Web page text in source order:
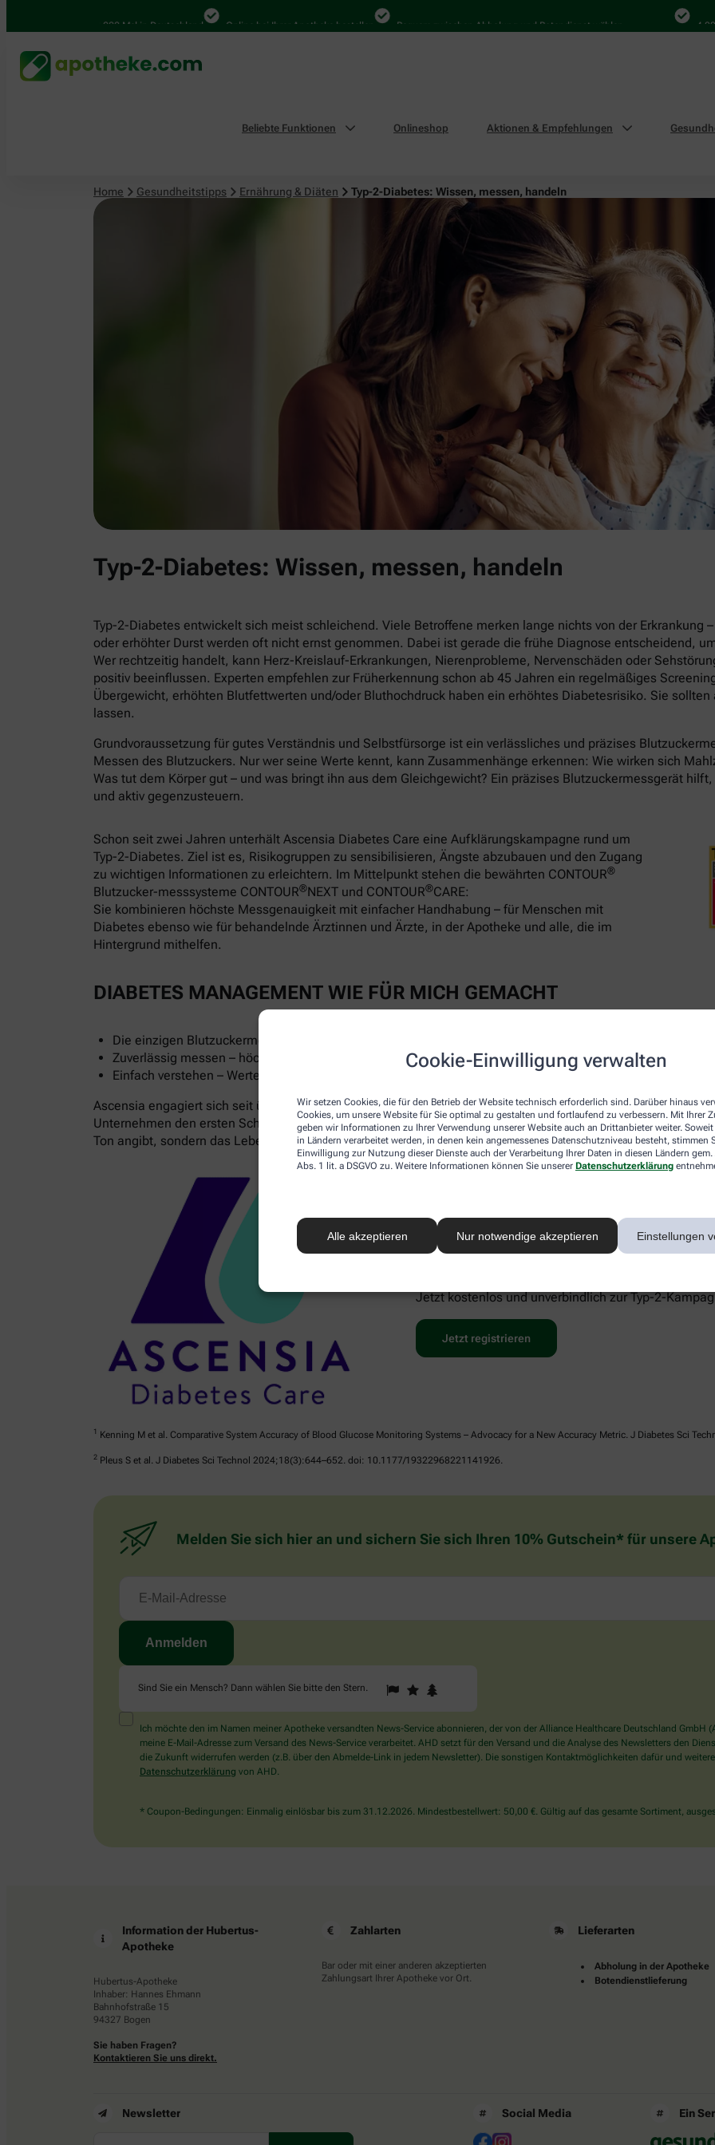
Cookie-Einwilligung verwalten
Wir setzen Cookies, die für den Betrieb der Website technisch erforderlich sind. Darüber hinaus
Cookies, um unsere Website für Sie optimal zu gestalten und fortlaufend zu verbessern. Mit Ihrer
geben wir Informationen zu Ihrer Verwendung unserer Website auch an Drittanbieter weiter. Soweit
in Ländern verarbeitet werden, in denen kein angemessenes Datenschutzniveau besteht, stimmen
Einwilligung zur Nutzung dieser Dienste auch der Verarbeitung Ihrer Daten in diesen Ländern
Abs. 1 lit. a DSGVO zu. Weitere Informationen können Sie unserer Datenschutzerklärung
Alle akzeptieren Nur notwendige akzeptieren Einstellungen
4.000 Mal in Deutschland Online bei Ihrer Apotheke bestellen Bequem zwischen Abholung und Botendienst wählen 4.000
Beliebte Funktionen Onlineshop Aktionen & Empfehlungen
Home Gesundheitstipps Ernährung & Diäten Typ-2-Diabetes: Wissen, messen, handeln
Typ-2-Diabetes: Wissen, messen, handeln
Typ-2-Diabetes entwickelt sich meist schleichend. Viele Betroffene merken lange nichts von der Erkrankung
oder erhöhter Durst werden oft nicht ernst genommen. Dabei ist gerade die frühe Diagnose entscheidend,
Wer rechtzeitig handelt, kann Herz-Kreislauf-Erkrankungen, Nierenprobleme, Nervenschäden oder
positiv beeinflussen. Experten empfehlen zur Früherkennung schon ab 45 Jahren ein regelmäßiges
Übergewicht, erhöhten Blutfettwerten und/oder Bluthochdruck haben ein erhöhtes Diabetesrisiko. Sie
lassen.
Grundvoraussetzung für gutes Verständnis und Selbstfürsorge ist ein verlässliches und präzises
Messen des Blutzuckers. Nur wer seine Werte kennt, kann Zusammenhänge erkennen: Wie wirken sich
Was tut dem Körper gut – und was bringt ihn aus dem Gleichgewicht? Ein präzises Blutzuckermessgerät
und aktiv gegenzusteuern.
Schon seit zwei Jahren unterhält Ascensia Diabetes Care eine Aufklärungskampagne rund um
Typ-2-Diabetes. Ziel ist es, Risikogruppen zu sensibilisieren, Ängste abzubauen und den Zugang
zu wichtigen Informationen zu erleichtern. Im Mittelpunkt stehen die bewährten CONTOUR®
Blutzucker-messsysteme CONTOUR®NEXT und CONTOUR®CARE:
Sie kombinieren höchste Messgenauigkeit mit einfacher Handhabung – für Menschen mit
Diabetes ebenso wie für behandelnde Ärztinnen und Ärzte, in der Apotheke und alle, die im
Hintergrund mithelfen.
DIABETES MANAGEMENT WIE FÜR MICH GEMACHT
Die einzigen Blutzuckermessgeräte mit echter Nachfülloption – Blut einfach nachfüllen statt Teststreifen
Zuverlässig messen – höchste Genauigkeit für Ihren Alltag1, 2
Einfach verstehen – Werte dank Ampelfarben sofort richtig einordnen
Ascensia engagiert sich seit über 85 Jahren für innovative Diabeteslösungen und umfassende Aufklärung.
Unternehmen den ersten Schritt zur Diagnose so niedrigschwellig wie möglich machen. Für Präzision,
Ton angibt, sondern das Leben.
Alle Informationen rund um Typ-
Jetzt kostenlos und unverbindlich zur Typ-2-
Jetzt registrieren
1 Kenning M et al. Comparative System Accuracy of Blood Glucose Monitoring Systems – Advocacy for a New Accuracy Metric. J Diabetes Sci
2 Pleus S et al. J Diabetes Sci Technol 2024;18(3):644–652. doi: 10.1177/19322968221141926.
Melden Sie sich hier an und sichern Sie sich Ihren 10% Gutschein* für unsere
Sind Sie ein Mensch? Dann wählen Sie bitte den Stern.
Sind
Sie
Mensch?
Dann
wählen
Stern.
1 2
Ich möchte den im Namen meiner Apotheke versandten News-Service abonnieren, der von der Alliance Healthcare Deutschland
meine E-Mail-Adresse zum Versand des News-Service verarbeitet. AHD setzt für den Versand und die Analyse des Newsletters den
die Zukunft widerrufen werden (z.B. über den Abmelde-Link in jedem Newsletter). Die sonstigen Kontaktmöglichkeiten dafür und
Datenschutzerklärung von AHD.
* Coupon-Bedingungen: Einmalig einlösbar bis zum 31.12.2026. Mindestbestellwert: 50,00 €. Gültig auf das gesamte Sortiment,
Information der Hubertus-
Apotheke
Hubertus-Apotheke
Inhaber: Hannes Ehmann
Bahnhofstraße 15
94327 Bogen
Sie haben Fragen?
Kontaktieren Sie uns direkt.
Zahlarten
Bar oder mit einer anderen akzeptierten
Zahlungsart Ihrer Apotheke vor Ort.
Lieferarten
Abholung in der Apotheke
Botendienstlieferung
Newsletter Social Media Ein